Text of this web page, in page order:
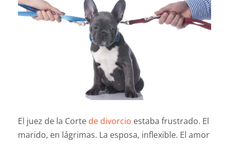
El juez de la Corte de divorcio estaba frustrado. El
marido, en lágrimas. La esposa, inflexible. El amor